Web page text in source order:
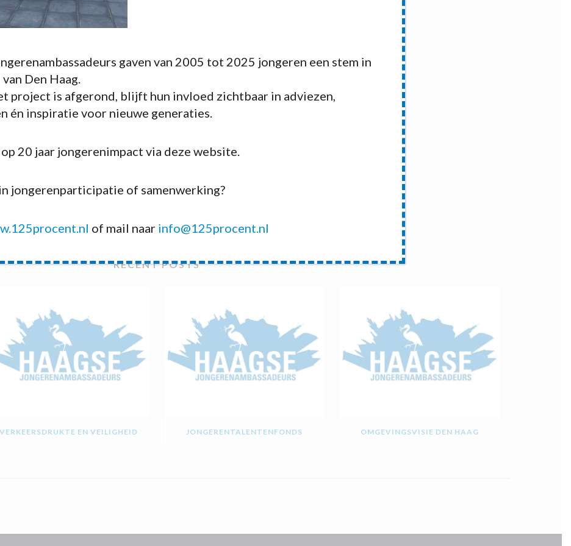
RECENT POSTS
VERKEERSDRUKTE EN VEILIGHEID JONGERENTALENTENFONDS OMGEVINGSVISIE DEN HAAG
gaven van 2005 tot 2025 jongeren een stem in
Den Haag.
project is afgerond, blijft hun invloed zichtbaar in adviezen,
én inspiratie voor nieuwe generaties.
20 jaar jongerenimpact via deze website.
jongerenparticipatie of samenwerking?
of mail naar info@125procent.nl